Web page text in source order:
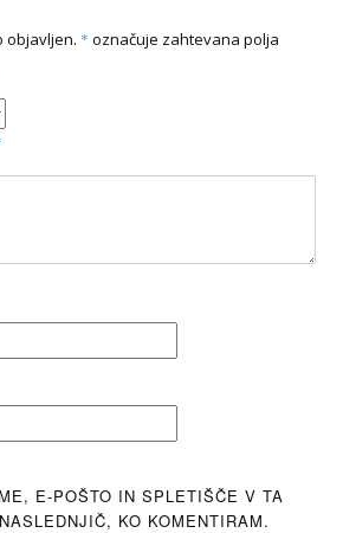
objavljen. * označuje zahtevana polja
E-POŠTO IN SPLETIŠČE V TA
KO KOMENTIRAM.